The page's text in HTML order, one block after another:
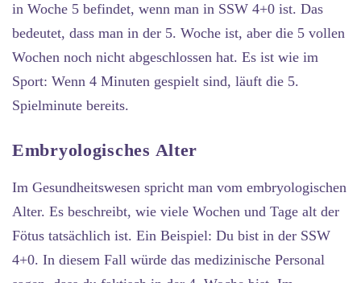
in Woche 5 befindet, wenn man in SSW 4+0 ist. Das
bedeutet, dass man in der 5. Woche ist, aber die 5 vollen
Wochen noch nicht abgeschlossen hat. Es ist wie im
Sport: Wenn 4 Minuten gespielt sind, läuft die 5.
Spielminute bereits.
Embryologisches Alter
Im Gesundheitswesen spricht man vom embryologischen
Alter. Es beschreibt, wie viele Wochen und Tage alt der
Fötus tatsächlich ist. Ein Beispiel: Du bist in der SSW
4+0. In diesem Fall würde das medizinische Personal